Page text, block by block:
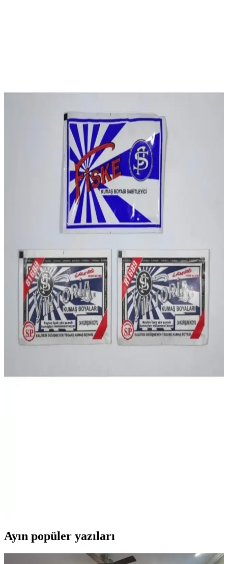
Canlılık Katın
Nova Color Kumaş Boyası, yüksek kalite, canlı renk ve dayanıklılık
sunar. Hızlı kuruma ve kolay uygulama özellikleriyle tekstil ve el işi
projelerinize değer katar.
Viktoria Pembe Kumaş Boyası: Renkli ve Kalıcı
Çözümlerle Kumaşlarınızı Canlandırın
Viktoria Pembe Kumaş Boyası, yüksek kalite ve dayanıklılığıyla
pamuk ve naylon kumaşlarda canlı, kalıcı renkler sağlar. Kullanıcı
memnuniyeti ve kullanım ipuçlarıyla öne çıkar.
Karşılaştırması: Özellikler ve Kullanım İpuçları
Cadence H-006 ve H-091, farklı özelliklere sahip akrilik boyalar. H-
006 su bazlı, yüksek kapatıcılık ve çeşitli yüzeylerde kullanılırken,
H-091 üstün kapama ve şık siyah renk sunar. Her biri farklı projeler
için ideal.
Viktoria Kumaş Boyası ve Sabitleme Seti: Canlı ve
Kalıcı Renkler İçin Uygun Çözüm
Ayın popüler yazıları